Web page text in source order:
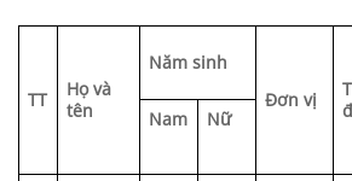
TT
Họ và
tên
Năm sinh
Đơn vị
Nam Nữ